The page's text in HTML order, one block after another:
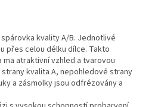
kvality A/B. Jednotlivé
přes celou délku dílce. Takto
atraktivní vzhled a tvarovou
kvalita A, nepohledové strany
a zásmolky jsou odfrézovány a